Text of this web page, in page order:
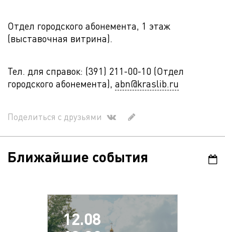
Отдел городского абонемента, 1 этаж
(выставочная витрина).
Тел. для справок: (391) 211-00-10 (Отдел
городского абонемента), abn@kraslib.ru
Поделиться с друзьями
Ближайшие события
12.08